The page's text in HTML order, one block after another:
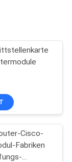
Cisco-
Fabriken